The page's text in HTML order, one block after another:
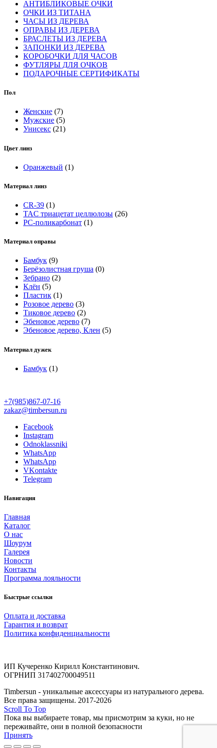
АНТИБЛИКОВЫЕ ОЧКИ
ОЧКИ ИЗ ТИТАНА
ЧАСЫ ИЗ ДЕРЕВА
ОПРАВЫ ИЗ ДЕРЕВА
БРАСЛЕТЫ ИЗ ДЕРЕВА
ЗАПОНКИ ИЗ ДЕРЕВА
КОРОБОЧКИ ДЛЯ ЧАСОВ
ФУТЛЯРЫ ДЛЯ ОЧКОВ
ПОДАРОЧНЫЕ СЕРТИФИКАТЫ
Пол
Женские (7)
Мужские (5)
Унисекс (21)
Цвет линз
Оранжевый (1)
Материал линз
CR-39 (1)
TAC триацетат целлюлозы (26)
РС-поликарбонат (1)
Материал оправы
Бамбук (9)
Берёзолистная груша (0)
Зебрано (2)
Клён (5)
Пластик (1)
Розовое дерево (3)
Тиковое дерево (2)
Эбеновое дерево (7)
Эбеновое дерево, Клен (5)
Материал дужек
Бамбук (1)
+7(985)867-07-16
zakaz@timbersun.ru
Facebook
Instagram
Odnoklassniki
WhatsApp
WhatsApp
VKontakte
Telegram
Навигация
Главная
Каталог
О нас
Шоурум
Галерея
Новости
Контакты
Программа лояльности
Быстрые ссылки
Оплата и доставка
Гарантия и возврат
Политика конфиденциальности
ИП Кучеренко Кирилл Константинович.
ОГРНИП 317402700049511
Timbersun - уникальные аксессуары из натурального дерева.
Все права защищены. 2017-2026
Scroll To Top
Пока вы выбираете товар, мы присмотрим за куки, но не
переживайте, они в полной безопасности
Принять